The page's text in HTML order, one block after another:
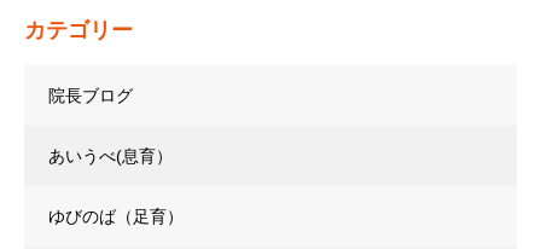
カテゴリー
院長ブログ
あいうべ(息育）
ゆびのば（足育）